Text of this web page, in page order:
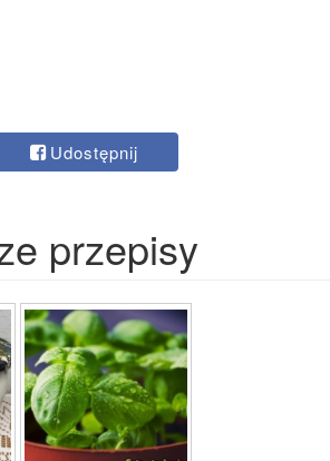
Udostępnij
przepisy